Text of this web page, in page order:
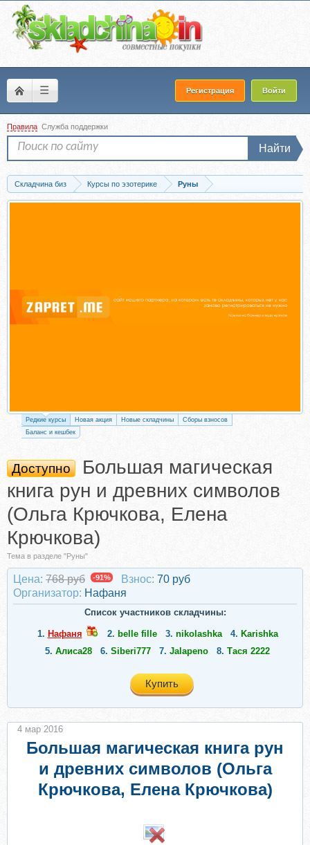
☰ Регистрация Войти
Правила Служба поддержки
Найти
Складчина биз Курсы по эзотерике
Руны
Скачать Большая магическая книга рун и древних символов (Ольга Крючкова,...
Редкие курсы Новая акция Новые складчины
Сборы взносов
Баланс и кешбек
Доступно
Большая магическая
книга рун и древних символов
(Ольга Крючкова, Елена
Крючкова)
Тема в разделе "Руны"
Цена: 768 руб -91% Взнос: 70 руб
Организатор: Нафаня
Список участников складчины:
1. Нафаня 2. belle fille 3. nikolashka 4. Karishka
5. Алиса28 6. Siberi777 7. Jalapeno 8. Тася 2222
Купить
Большая магическая книга рун
и древних символов (Ольга
Крючкова, Елена Крючкова)
4 мар 2016